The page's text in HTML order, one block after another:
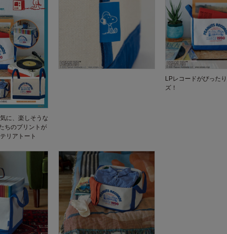
に、楽しそうな
ちのプリントが
リアトート
LPレコードがぴった
ズ！